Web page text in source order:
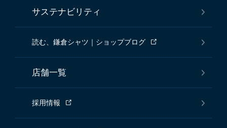
サステナビリティ
読む、鎌倉シャツ｜ショップブログ
店舗一覧
採用情報